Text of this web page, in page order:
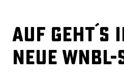
Auf geht´s
neue